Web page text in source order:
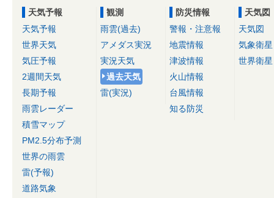
天気予報
天気予報
世界天気
気圧予報
2週間天気
長期予報
雨雲レーダー
積雪マップ
PM2.5分布予測
世界の雨雲
雷(予報)
道路気象
観測
雨雲(過去)
アメダス実況
実況天気
過去天気
雷(実況)
防災情報
警報・注意報
地震情報
津波情報
火山情報
台風情報
知る防災
天気図
天気図
気象衛星
世界衛星